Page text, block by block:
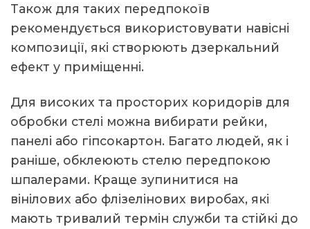
Також для таких передпокоїв
рекомендується використовувати навісні
композиції, які створюють дзеркальний
ефект у приміщенні.
Для високих та просторих коридорів для
обробки стелі можна вибирати рейки,
панелі або гіпсокартон. Багато людей, як і
раніше, обклеюють стелю передпокою
шпалерами. Краще зупинитися на
вінілових або флізелінових виробах, які
мають тривалий термін служби та стійкі до